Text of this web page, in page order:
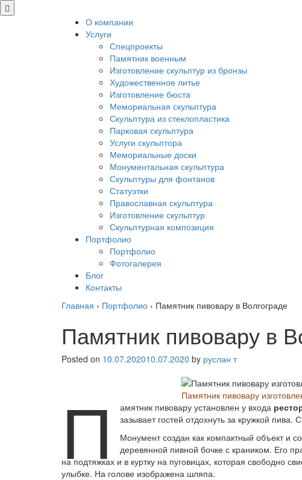
О компании
Услуги
Спецпроекты
Памятник военным
Изготовление скульптур из бронзы
Художественное литье
Изготовление бюста
Мемориальная скульптура
Скульптура из стеклопластика
Парковая скульптура
Услуги скульптора
Мемориальные доски
Монументальная скульптура
Скульптуры для фонтанов
Статуэтки
Православная скульптура
Изготовление скульптур
Скульптурная композиция
Портфолио
Портфолио
Фотогалерея
Блог
Контакты
Главная › Портфолио › Памятник пивовару в Волгограде
Памятник пивовару в
Posted on 10.07.202010.07.2020 by руслан т
Памятник пивовару
П амятник пивовару установлен у входа
зазывает гостей отдохнуть за кружкой
Монумент создан как компактный объект и
деревянной пивной бочке с краником. Его
на подтяжках и в куртку на пуговицах, которая свободно
улыбке. На голове изображена шляпа.